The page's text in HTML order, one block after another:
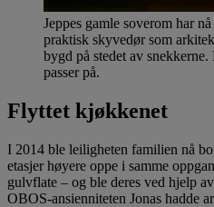
Jeppes gamle soverom har
praktisk skyvedør som
bygd på stedet av
passer på.
Flyttet kjøkkenet
I 2014 ble leiligheten familien nå
etasjer høyere oppe i samme
gulvflate – og ble deres ved hjelp
OBOS-ansienniteten Jonas hadde